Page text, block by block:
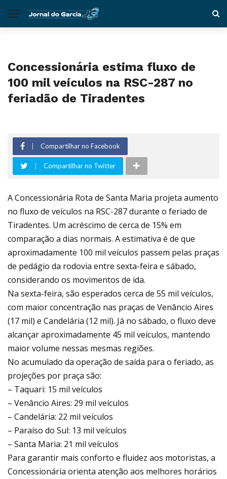
Concessionária estima fluxo de
100 mil veículos na RSC-287 no
feriadão de Tiradentes
Compartilhar no Facebook
Compartilhar no Twitter
A Concessionária Rota de Santa Maria projeta aumento
no fluxo de veículos na RSC-287 durante o feriado de
Tiradentes. Um acréscimo de cerca de 15% em
comparação a dias normais. A estimativa é de que
aproximadamente 100 mil veículos passem pelas praças
de pedágio da rodovia entre sexta-feira e sábado,
considerando os movimentos de ida.
Na sexta-feira, são esperados cerca de 55 mil veículos,
com maior concentração nas praças de Venâncio Aires
(17 mil) e Candelária (12 mil). Já no sábado, o fluxo deve
alcançar aproximadamente 45 mil veículos, mantendo
maior volume nessas mesmas regiões.
No acumulado da operação de saída para o feriado, as
projeções por praça são:
– Taquari: 15 mil veículos
– Venâncio Aires: 29 mil veículos
– Candelária: 22 mil veículos
– Paraíso do Sul: 13 mil veículos
– Santa Maria: 21 mil veículos
Para garantir mais conforto e fluidez aos motoristas, a
Concessionária orienta atenção aos melhores horários